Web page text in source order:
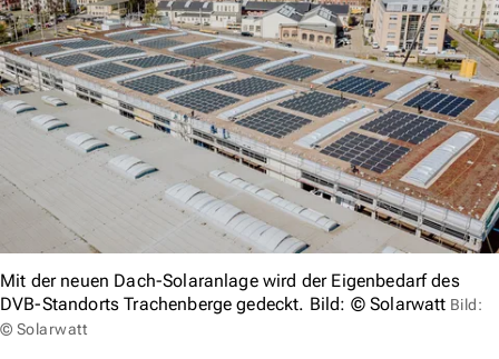
Mit der neuen Dach-Solaranlage wird der Eigenbedarf des
DVB-Standorts Trachenberge gedeckt. Bild: © Solarwatt Bild:
© Solarwatt